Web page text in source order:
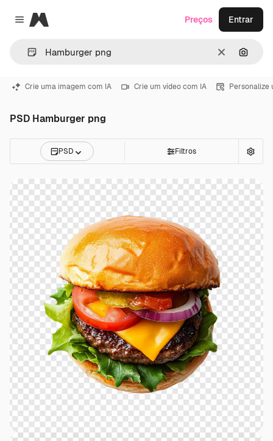
Close menu
Magnific
Limpar
Preços Entrar
Crie uma imagem com IA Crie um vídeo com IA Personalize
PSD Hamburger png
PSD Filtros